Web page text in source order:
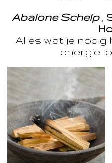
Abalone Schelp,
Alles wat je nodig
energie